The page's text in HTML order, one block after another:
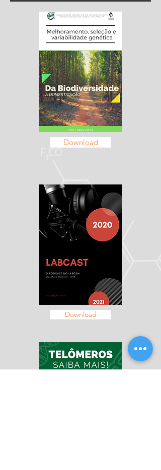
Download
Download